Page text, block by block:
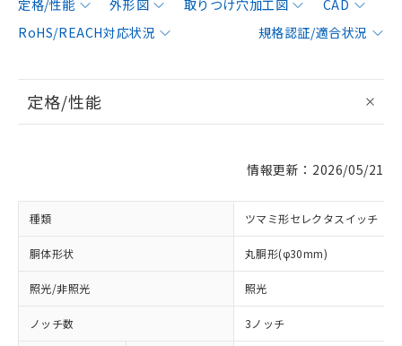
定格/性能 外形図 取りつけ穴加工図
CAD
RoHS/REACH対応状況
規格認証/適合状況
定格/性能
情報更新：2026/05/21
種類 ツマミ形セレクタスイッチ
胴体形状 丸胴形(φ30mm)
照光/非照光 照光
ノッチ数 3ノッチ